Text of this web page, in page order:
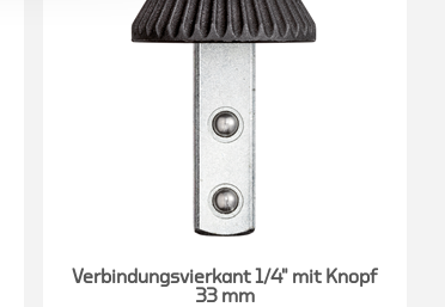
Verbindungsvierkant 1/4" mit Knopf
33 mm